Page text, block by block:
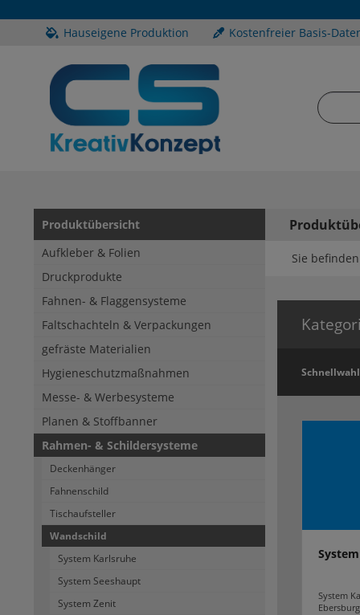
Hauseigene Produktion Kostenfreier Basis-
Produktübersicht
Aufkleber & Folien
Druckprodukte
Fahnen- & Flaggensysteme
Faltschachteln & Verpackungen
gefräste Materialien
Hygieneschutzmaßnahmen
Messe- & Werbesysteme
Planen & Stoffbanner
Rahmen- & Schildersysteme
Deckenhänger
Fahnenschild
Tischaufsteller
Wandschild
System Karlsruhe
System Seeshaupt
System Zenit
Sie
Schnellwahl
System